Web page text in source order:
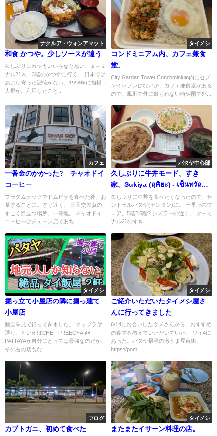
ナクルア・ウォンアマット
和食 かつや。少しソースが違う
久しぶりにカツもいいかなと思い、ターミ
ナル21内、3階のかつやに行く。 日本では
あまり寄った記憶がない。1998年に相模
大野か。利用したこと...
タイメシ
コンドミニアム内、カフェ兼食
堂。
City Garden Tower Condominium内にセブ
ンイレブンはないが、カフェ兼食堂がある
ので、風邪で外に出られない時や雨で外...
カフェ
一番金のかかった? チャオドイ
コーヒー
プラタムナックでドムピザを食べた後、お
茶することに。すぐ近く。 三又交差点の
すごく目立つ場所。一等地。 チャオドイ
コーヒーはチェーン店であち...
パタヤ中心部
久しぶりに牛丼モード。すき
家。Sukiya (สุคิยะ) - เซ็นทรัล
พัทยา
久しぶりに牛丼を食べたくなったので、セ
ントラルパタヤ(センタン)に。 一番上のフ
ロア。5階? 6階? シズラーの近く。 ターミ
ナル21のすき...
タイメシ
掘っ立て小屋店の隣に掘っ建て
小屋店
動画を見て行ってきました。 タップラヤ
通り、といえばCHEF PREECHA @
PATTAYAが自分にとっては最強なのだが、
その右の店もな...
タイメシ
ご紹介いただいたタイメシ屋さ
んに行ってきました
6/14にお会いしたウメさんから、おすすめ
の食堂を教えていただいていた。 ソイ4に
あった。パタヤ最強の激うま屋台街。
https://pom...
ブログ
カブトガニ、初めて食べた
タイメシ
またまたイサーン料理の店。